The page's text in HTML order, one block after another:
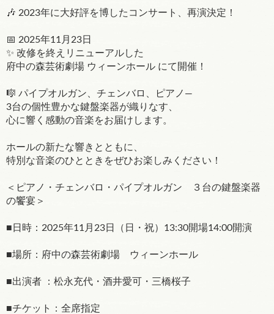
🎶 2023年に大好評を博したコンサート、再演決定！
📅 2025年11月23日
✨ 改修を終えリニューアルした
府中の森芸術劇場 ウィーンホール にて開催！
🎼 パイプオルガン、チェンバロ、ピアノ—
3台の個性豊かな鍵盤楽器が織りなす、
心に響く感動の音楽をお届けします。
ホールの新たな響きとともに、
特別な音楽のひとときをぜひお楽しみください！
＜ピアノ・チェンバロ・パイプオルガン ３台の鍵盤楽器
の饗宴＞
■日時：2025年11月23日（日・祝）13:30開場14:00開演
■場所：府中の森芸術劇場 ウィーンホール
■出演者 ：松永充代・酒井愛可・三橋桜子
■チケット：全席指定